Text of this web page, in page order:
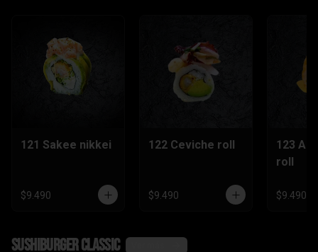
121 Sakee nikkei
$9.490
122 Ceviche roll
$9.490
123
roll
$9.490
SushiBurger Classic